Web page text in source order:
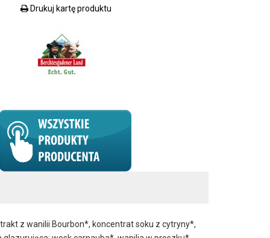
Drukuj kartę produktu
z wanilii Bourbon*, koncentrat soku z cytryny*,